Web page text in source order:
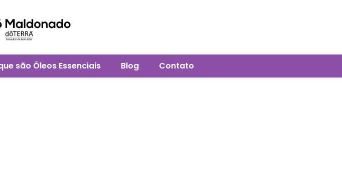
são Óleos Essenciais Blog Contato